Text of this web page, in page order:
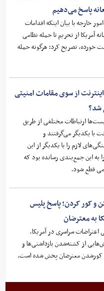
پاسخ می‌دهیم
خارجه با بیان اینکه اقدامات
آمریکا از تحریم تا حمله نظامی
خورده، تصریح کرد: هرگونه حمله
از سوی مقامات امنیتی
شد؟
ارتباطات مختلفی از طریق
با یکدیگر می‌گرفتند و
لازم را با یکدیگر از این
به این جمع‌بندی رسانده بود که
قطع شود.
و کور کردن؛ پاسخ پلیس
به معترضان
اعتراضات سراسری در آمریکا،
از کشته‌شدن بازداشتی‌ها و
معترضان پخش شده است.